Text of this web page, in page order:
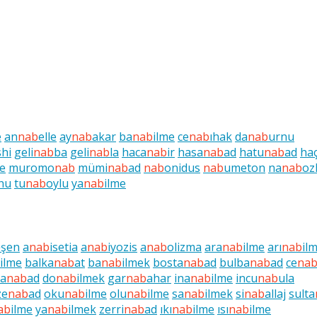
annabelle aynabakar banabilme cenabıhakdanaburnu
gelinabba gelinabla hacanabir hasanabad hatunabad
e muromonab müminabad nabonidus nabumeton nanab
tunaboylu yanabilme
anabisetia anabiyozis anabolizma aranabilme arınab
ilme balkanabat banabilmek bostanabad bulbanabad cenab
nabad donabilmek garnabahar inanabilme incunabula
nabad okunabilme olunabilme sanabilmeksinaballaj sulta
ilme yanabilmek zerrinabad ıkınabilme ısınabilme